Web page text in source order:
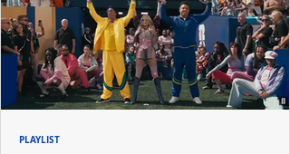
PLAYLIST